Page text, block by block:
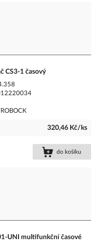
CS3-1 časový
320,46 Kč/ks
do košíku
UNI multifunkční časové